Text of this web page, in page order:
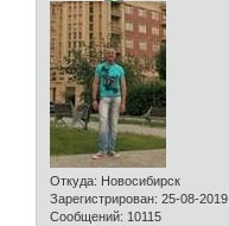
Откуда: Новосибирск
Зарегистрирован: 25-08-2019
Сообщений: 10115